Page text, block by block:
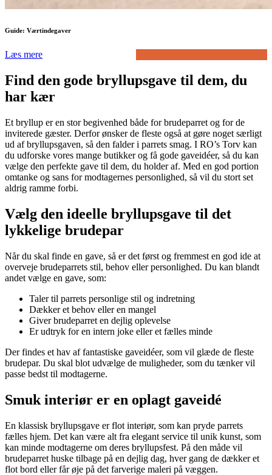
Guide: Værtindegaver
Læs mere
Find den gode bryllupsgave til dem, du
har kær
Et bryllup er en stor begivenhed både for brudeparret og for de
inviterede gæster. Derfor ønsker de fleste også at gøre noget særligt
ud af bryllupsgaven, så den falder i parrets smag. I RO’s Torv kan
du udforske vores mange butikker og få gode gaveidéer, så du kan
vælge den perfekte gave til dem, du holder af. Med en god portion
omtanke og sans for modtagernes personlighed, så vil du stort set
aldrig ramme forbi.
Vælg den ideelle bryllupsgave til det
lykkelige brudepar
Når du skal finde en gave, så er det først og fremmest en god ide at
overveje brudeparrets stil, behov eller personlighed. Du kan blandt
andet vælge en gave, som:
Taler til parrets personlige stil og indretning
Dækker et behov eller en mangel
Giver brudeparret en dejlig oplevelse
Er udtryk for en intern joke eller et fælles minde
Der findes et hav af fantastiske gaveidéer, som vil glæde de fleste
brudepar. Du skal blot udvælge de muligheder, som du tænker vil
passe bedst til modtagerne.
Smuk interiør er en oplagt gaveidé
En klassisk bryllupsgave er flot interiør, som kan pryde parrets
fælles hjem. Det kan være alt fra elegant service til unik kunst, som
kan minde modtagerne om deres bryllupsfest. På den måde vil
brudeparret huske tilbage på en dejlig dag, hver gang de dækker et
flot bord eller får øje på det farverige maleri på væggen.